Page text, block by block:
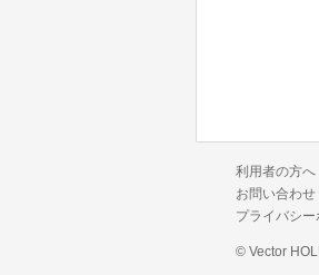
利用者の方へ
お問い合わせ
プライバシー
© Vector